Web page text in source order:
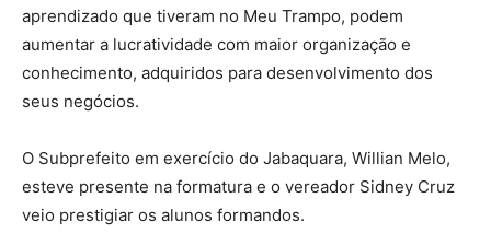
aprendizado que tiveram no Meu Trampo, podem
aumentar a lucratividade com maior organização e
conhecimento, adquiridos para desenvolvimento dos
seus negócios.
O Subprefeito em exercício do Jabaquara, Willian Melo,
esteve presente na formatura e o vereador Sidney Cruz
veio prestigiar os alunos formandos.